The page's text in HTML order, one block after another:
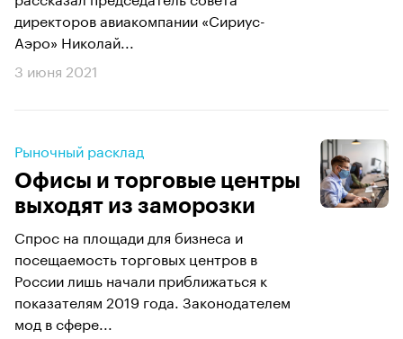
директоров авиакомпании «Сириус-
Аэро» Николай...
3 июня 2021
Рыночный расклад
Офисы и торговые центры
выходят из заморозки
Спрос на площади для бизнеса и
посещаемость торговых центров в
России лишь начали приближаться к
показателям 2019 года. Законодателем
мод в сфере...